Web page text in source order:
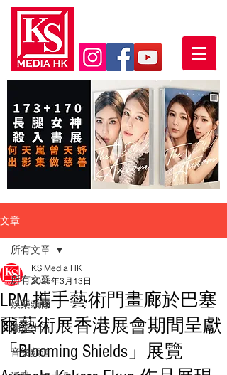
文章
所有文章
娛樂頭條
潮流生活
音樂頻道
所有文章
LPM 攜手藝術門畫廊於巴塞
爾藝術展香港展會期間呈獻
「Blooming Shields」展覽
KS Media HK
2025年3月13日